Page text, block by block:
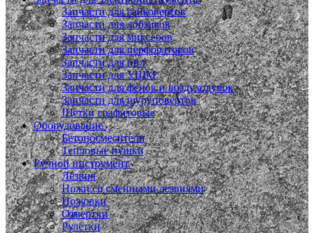
Запчасти для гайковертов
Запчасти для лобзиков
Запчасти для миксеров
Запчасти для перфораторов
Запчасти для пил
Запчасти для УШМ
Запчасти для фенов и воздуходувок
Запчасти для шуруповертов
Щетки графитовые
Оборудование
Бетоносмесители
Тепловые пушки
Ручной инструмент
Лезвия
Ножи со сменными лезвиями
Ножовки
Отвертки
Рулетки